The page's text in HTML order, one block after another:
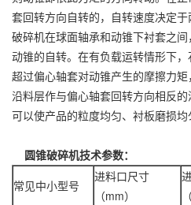
套回转方向自转的，自转速度决定
破碎机在球面轴承和动锥下衬套之
动锥的自转。在有负载运转情形下
超过偏心轴套对动锥产生的摩擦力
沿料层作与偏心轴套回转方向相反的
可以使产品的粒度均匀、衬板磨损均
圆锥破碎机技术参数：
常见中小型号
进料口尺寸
（mm）